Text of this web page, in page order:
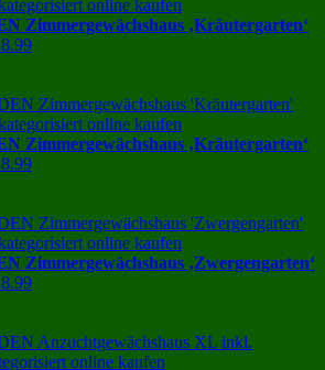
Zimmergewächshaus ‚Kräutergarten‘
Zimmergewächshaus ‚Kräutergarten‘
Zimmergewächshaus ‚Zwergengarten‘